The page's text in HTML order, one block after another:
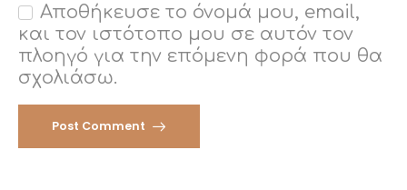
Αποθήκευσε το όνομά μου, email,
και τον ιστότοπο μου σε αυτόν τον
πλοηγό για την επόμενη φορά που θα
σχολιάσω.
Post Comment